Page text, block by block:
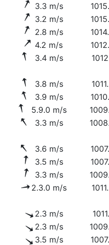
3.3 m/s
3.2 m/s
2.8 m/s
4.2 m/s
3.4 m/s
3.8 m/s
3.9 m/s
5.9.0 m/s
3.3 m/s
3.6 m/s
3.5 m/s
3.3 m/s
2.3.0 m/s
2.3 m/s
2.3 m/s
3.5 m/s